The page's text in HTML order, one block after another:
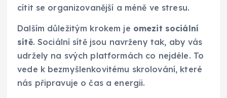
cítit se organizovanější a méně ve stresu.
Dalším důležitým krokem je omezit sociální
sítě. Sociální sítě jsou navrženy tak, aby vás
udržely na svých platformách co nejdéle. To
vede k bezmyšlenkovitému skrolování, které
nás připravuje o čas a energii.